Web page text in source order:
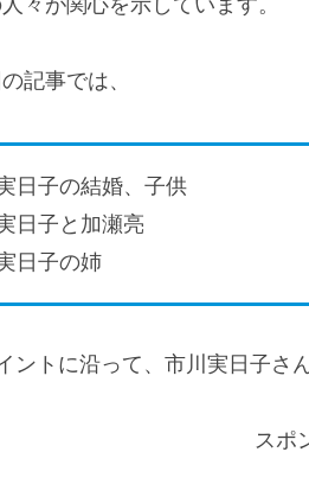
記事では、
日子の結婚、子供
日子と加瀬亮
日子の姉
ントに沿って、市川実日子さ
スポ